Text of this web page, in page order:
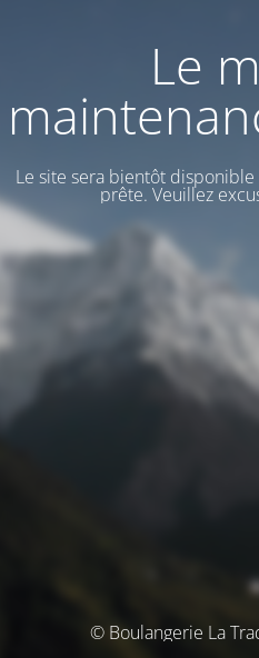
Le
Le site sera bientôt disponible
prête. Veuillez
© Boulangerie La